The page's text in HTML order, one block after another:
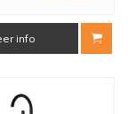
info